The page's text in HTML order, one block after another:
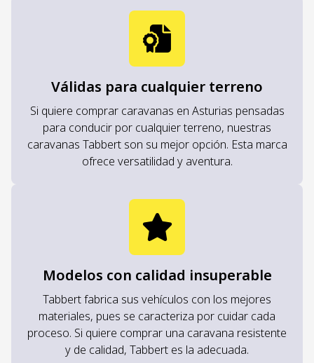
Válidas para cualquier terreno
Si quiere comprar caravanas en Asturias pensadas
para conducir por cualquier terreno, nuestras
caravanas Tabbert son su mejor opción. Esta marca
ofrece versatilidad y aventura.
Modelos con calidad insuperable
Tabbert fabrica sus vehículos con los mejores
materiales, pues se caracteriza por cuidar cada
proceso. Si quiere comprar una caravana resistente
y de calidad, Tabbert es la adecuada.